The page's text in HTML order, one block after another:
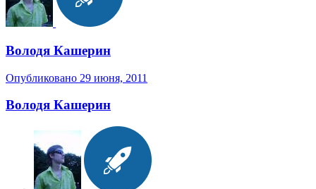
Володя Кашерин
Опубликовано 29 июня, 2011
Володя Кашерин